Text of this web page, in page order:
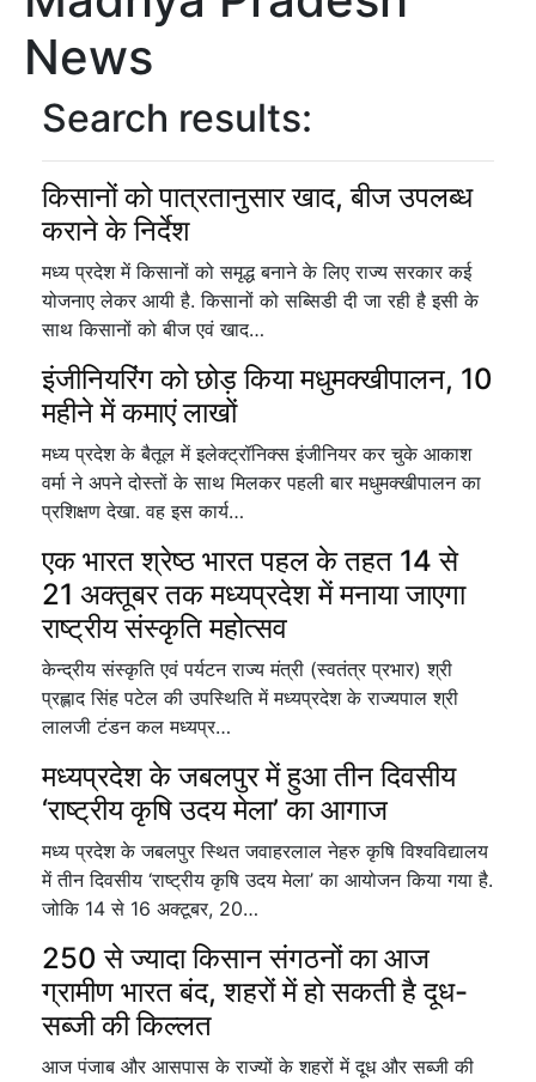
News
Search results:
किसानों को पात्रतानुसार खाद, बीज उपलब्ध
कराने के निर्देश
मध्य प्रदेश में किसानों को समृद्ध बनाने के लिए राज्य सरकार कई
योजनाए लेकर आयी है. किसानों को सब्सिडी दी जा रही है इसी के
साथ किसानों को बीज एवं खाद…
इंजीनियरिंग को छोड़ किया मधुमक्खीपालन, 10
महीने में कमाएं लाखों
मध्य प्रदेश के बैतूल में इलेक्ट्रॉनिक्स इंजीनियर कर चुके आकाश
वर्मा ने अपने दोस्तों के साथ मिलकर पहली बार मधुमक्खीपालन का
प्रशिक्षण देखा. वह इस कार्य…
एक भारत श्रेष्ठ भारत पहल के तहत 14 से
21 अक्तूबर तक मध्यप्रदेश में मनाया जाएगा
राष्ट्रीय संस्कृति महोत्सव
केन्द्रीय संस्कृति एवं पर्यटन राज्य मंत्री (स्वतंत्र प्रभार) श्री
प्रह्लाद सिंह पटेल की उपस्थिति में मध्यप्रदेश के राज्यपाल श्री
लालजी टंडन कल मध्यप्र…
मध्यप्रदेश के जबलपुर में हुआ तीन दिवसीय
‘राष्ट्रीय कृषि उदय मेला’ का आगाज
मध्य प्रदेश के जबलपुर स्थित जवाहरलाल नेहरु कृषि विश्वविद्यालय
में तीन दिवसीय ‘राष्ट्रीय कृषि उदय मेला’ का आयोजन किया गया है.
जोकि 14 से 16 अक्टूबर, 20…
250 से ज्यादा किसान संगठनों का आज
ग्रामीण भारत बंद, शहरों में हो सकती है दूध-
सब्जी की किल्लत
आज पंजाब और आसपास के राज्यों के शहरों में दूध और सब्जी की